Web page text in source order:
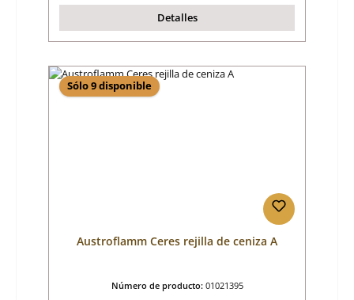
Detalles
Sólo 9 disponible
Austroflamm Ceres rejilla de ceniza A
Número de producto: 01021395